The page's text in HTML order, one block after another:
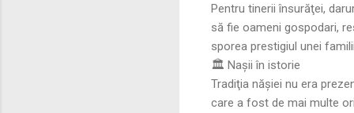
Pentru tinerii însurăţei,
să fie oameni gospodari,
sporea prestigiul unei
🏛️ Naşii în istorie
Tradiţia năşiei nu era
care a fost de mai multe